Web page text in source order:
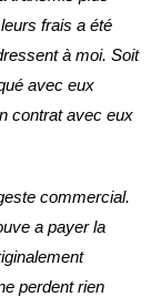
frais a été
à moi. Soit
avec eux
contrat avec eux
commercial.
a payer la
perdent rien